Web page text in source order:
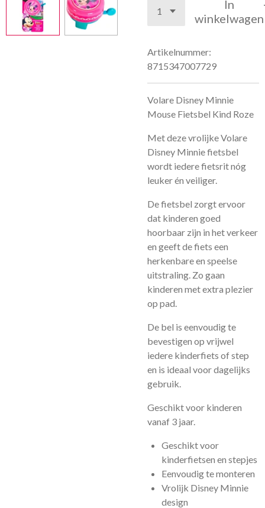
In
winkelwagen
Artikelnummer:
8715347007729
Volare Disney Minnie
Mouse Fietsbel Kind Roze
Met deze vrolijke Volare
Disney Minnie fietsbel
wordt iedere fietsrit nóg
leuker én veiliger.
De fietsbel zorgt ervoor
dat kinderen goed
hoorbaar zijn in het verkeer
en geeft de fiets een
herkenbare en speelse
uitstraling. Zo gaan
kinderen met extra plezier
op pad.
De bel is eenvoudig te
bevestigen op vrijwel
iedere kinderfiets of step
en is ideaal voor dagelijks
gebruik.
Geschikt voor kinderen
vanaf 3 jaar.
Geschikt voor
kinderfietsen en stepjes
Eenvoudig te monteren
Vrolijk Disney Minnie
design